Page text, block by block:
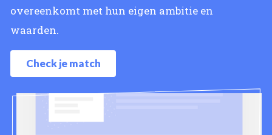
overeenkomt met hun eigen ambitie en
waarden.
Check je match